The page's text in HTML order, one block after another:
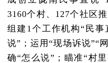
3160个村、127个社区
组建1个工作机构“民
说”；运用“现场诉说”“
确“怎么说”；瞄准“村